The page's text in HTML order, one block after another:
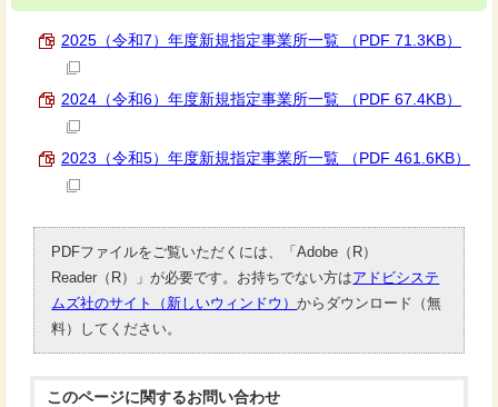
2025（令和7）年度新規指定事業所一覧 （PDF 71.3KB）
2024（令和6）年度新規指定事業所一覧 （PDF 67.4KB）
2023（令和5）年度新規指定事業所一覧 （PDF 461.6KB）
PDFファイルをご覧いただくには、「Adobe（R）
Reader（R）」が必要です。お持ちでない方はアドビシステ
ムズ社のサイト（新しいウィンドウ）からダウンロード（無
料）してください。
このページに関するお問い合わせ